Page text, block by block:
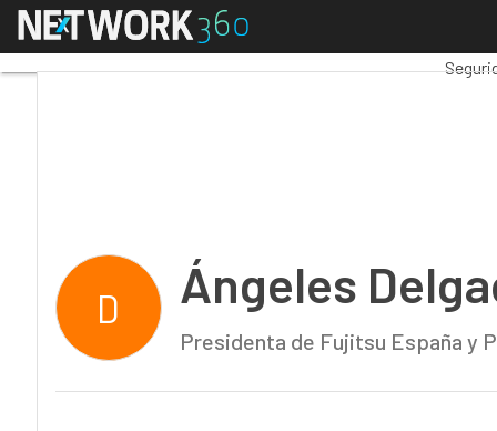
Menú
D Ángeles
Presidenta de Fujitsu España y